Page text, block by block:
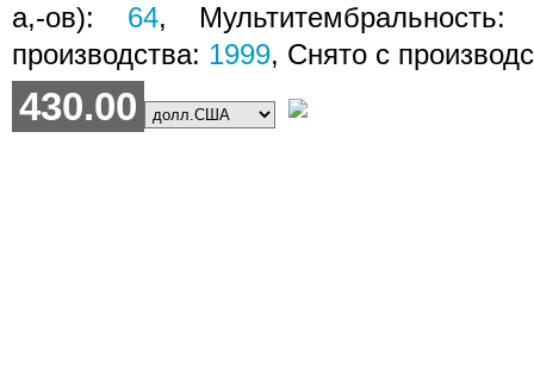
а,-ов): 64,
производства: 1999, Снято с
430.00